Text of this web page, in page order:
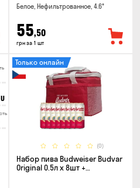
Белое, Нефильтрованное, 4.6°
55,50
грн за 1 шт
(0)
Только онлайн
Набор пива Budweiser Budvar
Original 0.5л x 8шт +